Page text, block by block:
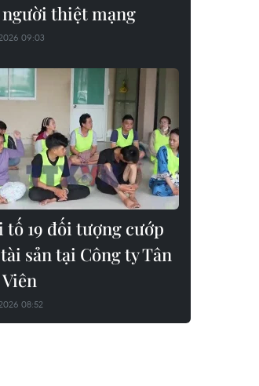
thiệt mạng
09:03
tố 19 đối tượng cướp
sản tại Công ty Tân
08:52